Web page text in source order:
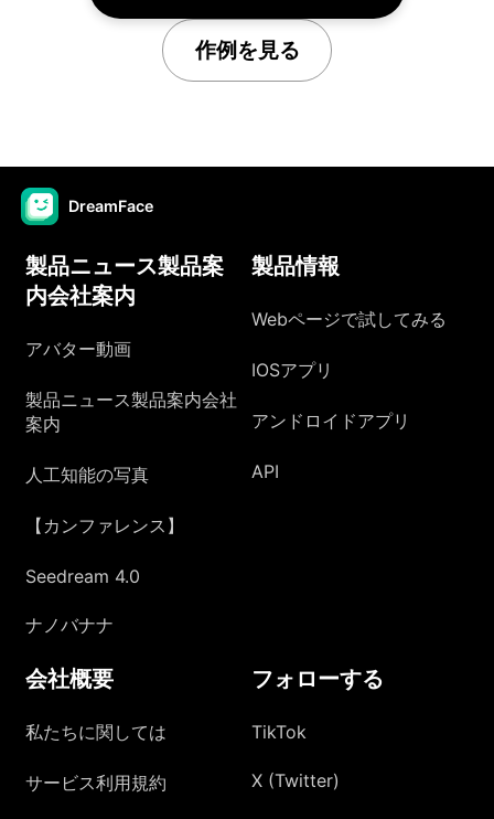
作例を見る
DreamFace
製品ニュース製品案
内会社案内
アバター動画
製品ニュース製品案内会社
案内
人工知能の写真
【カンファレンス】
Seedream 4.0
ナノバナナ
製品情報
Webページで試してみる
IOSアプリ
アンドロイドアプリ
API
会社概要
私たちに関しては
サービス利用規約
フォローする
TikTok
X (Twitter)